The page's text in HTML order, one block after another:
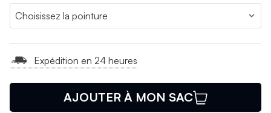
Expédition en 24 heures
AJOUTER À MON SAC